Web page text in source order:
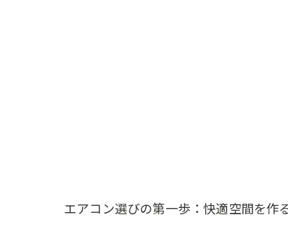
エアコン選びの第一歩：快適空間を作